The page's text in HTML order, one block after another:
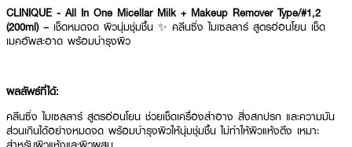
CLINIQUE - All In One Micellar Milk + Makeup Remover Type/#1,2
(200ml) – เช็ดหมดจด ผิวนุ่มชุ่มชื้น ✨ คลีนซิ่ง ไมเซลลาร์ สูตรอ่อนโยน เช็ด
เมคอัพสะอาด พร้อมบำรุงผิว
ผลลัพธ์ที่ได้:
คลีนซิ่ง ไมเซลลาร์ สูตรอ่อนโยน ช่วยเช็ดเครื่องสำอาง สิ่งสกปรก และความมัน
ส่วนเกินได้อย่างหมดจด พร้อมบำรุงผิวให้นุ่มชุ่มชื้น ไม่ทำให้ผิวแห้งตึง เหมาะ